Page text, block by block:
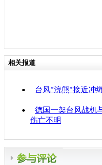
相关报道
台风"浣熊"接近冲
德国一架台风战机
伤亡不明